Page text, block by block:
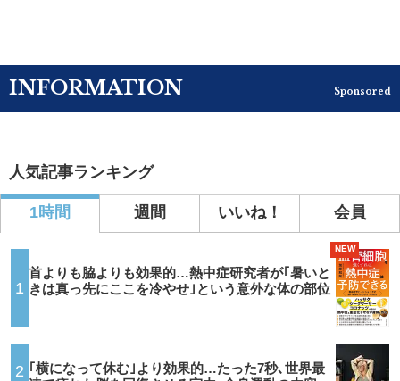
INFORMATION Sponsored
人気記事ランキング
1時間 週間 いいね！ 会員
1
首よりも脇よりも効果的…熱中症研究者が｢暑いと
きは真っ先にここを冷やせ｣という意外な体の部位
NEW
2 ｢横になって休む｣より効果的…たった7秒､世界最